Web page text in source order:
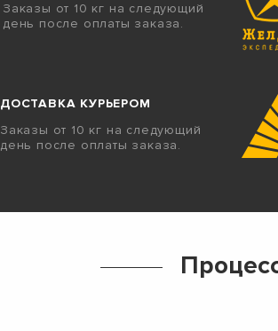
Заказы от 10 кг на следующий
день после оплаты заказа.
ДОСТАВКА КУРЬЕРОМ
Заказы от 10 кг на следующий
день после оплаты заказа.